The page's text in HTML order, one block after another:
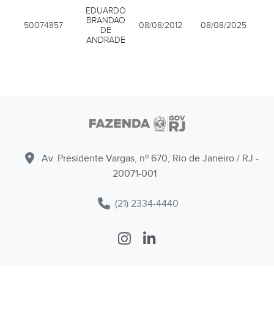
50074857
EDUARDO
BRANDAO
DE
ANDRADE
08/08/2012 08/08/2025
Av. Presidente Vargas, nº 670, Rio de Janeiro / RJ -
20071-001
(21) 2334-4440